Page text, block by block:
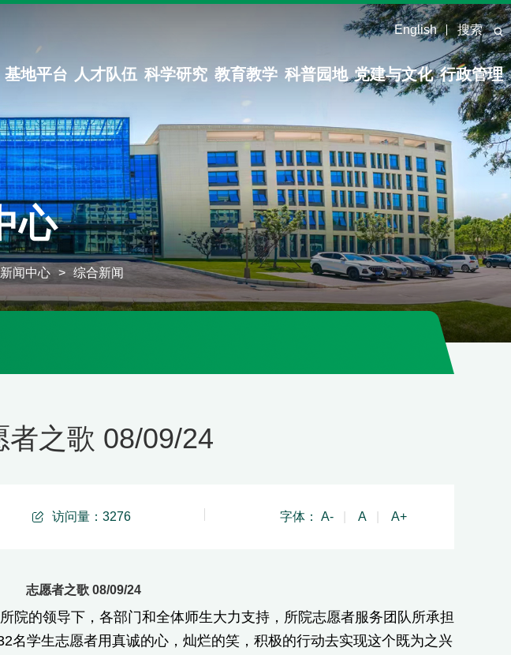
English 搜索
基地平台 人才队伍 科学研究 教育教学 科普园地 党建与文化 行政管理
心
新闻中心 > 综合新闻
者之歌 08/09/24
访问量： 3276 字体： A- A A+
志愿者之歌 08/09/24
的领导下，各部门和全体师生大力支持，所院志愿者服务团队所承担
名学生志愿者用真诚的心，灿烂的笑，积极的行动去实现这个既为之兴